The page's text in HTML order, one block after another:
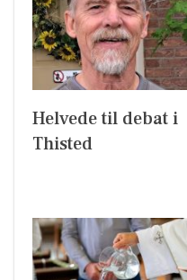
Helvede til debat i
Thisted